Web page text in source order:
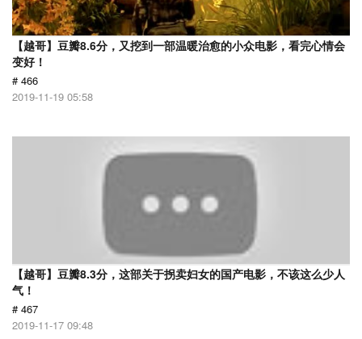
【越哥】豆瓣8.6分，又挖到一部温暖治愈的小众电影，看完心情会
变好！
# 466
2019-11-19 05:58
【越哥】豆瓣8.3分，这部关于拐卖妇女的国产电影，不该这么少人
气！
# 467
2019-11-17 09:48